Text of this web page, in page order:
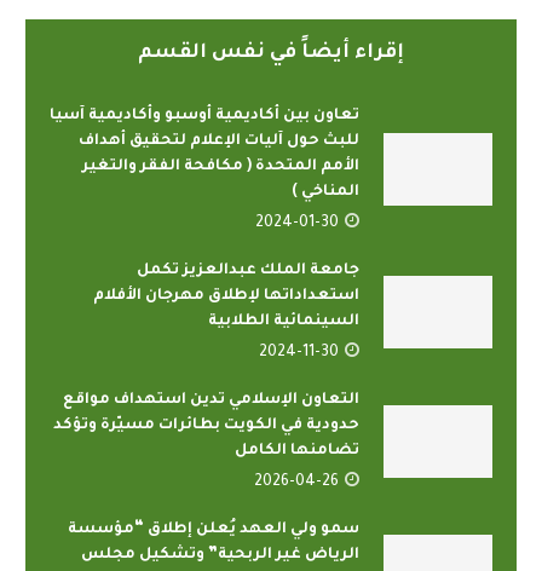
إقراء أيضاً في نفس القسم
تعاون بين أكاديمية أوسبو وأكاديمية آسيا
للبث حول آليات الإعلام لتحقيق أهداف
الأمم المتحدة ( مكافحة الفقر والتغير
المناخي )
2024-01-30
جامعة الملك عبدالعزيز تكمل
استعداداتها لإطلاق مهرجان الأفلام
السينمائية الطلابية
2024-11-30
التعاون الإسلامي تدين استهداف مواقع
حدودية في الكويت بطائرات مسيّرة وتؤكد
تضامنها الكامل
2026-04-26
سمو ولي العهد يُعلن إطلاق “مؤسسة
الرياض غير الربحية” وتشكيل مجلس